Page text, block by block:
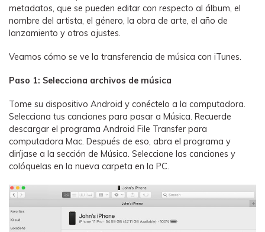
metadatos, que se pueden editar con respecto al álbum, el
nombre del artista, el género, la obra de arte, el año de
lanzamiento y otros ajustes.
Veamos cómo se ve la transferencia de música con iTunes.
Paso 1: Selecciona archivos de música
Tome su dispositivo Android y conéctelo a la computadora.
Selecciona tus canciones para pasar a Música. Recuerde
descargar el programa Android File Transfer para
computadora Mac. Después de eso, abra el programa y
diríjase a la sección de Música. Seleccione las canciones y
colóquelas en la nueva carpeta en la PC.